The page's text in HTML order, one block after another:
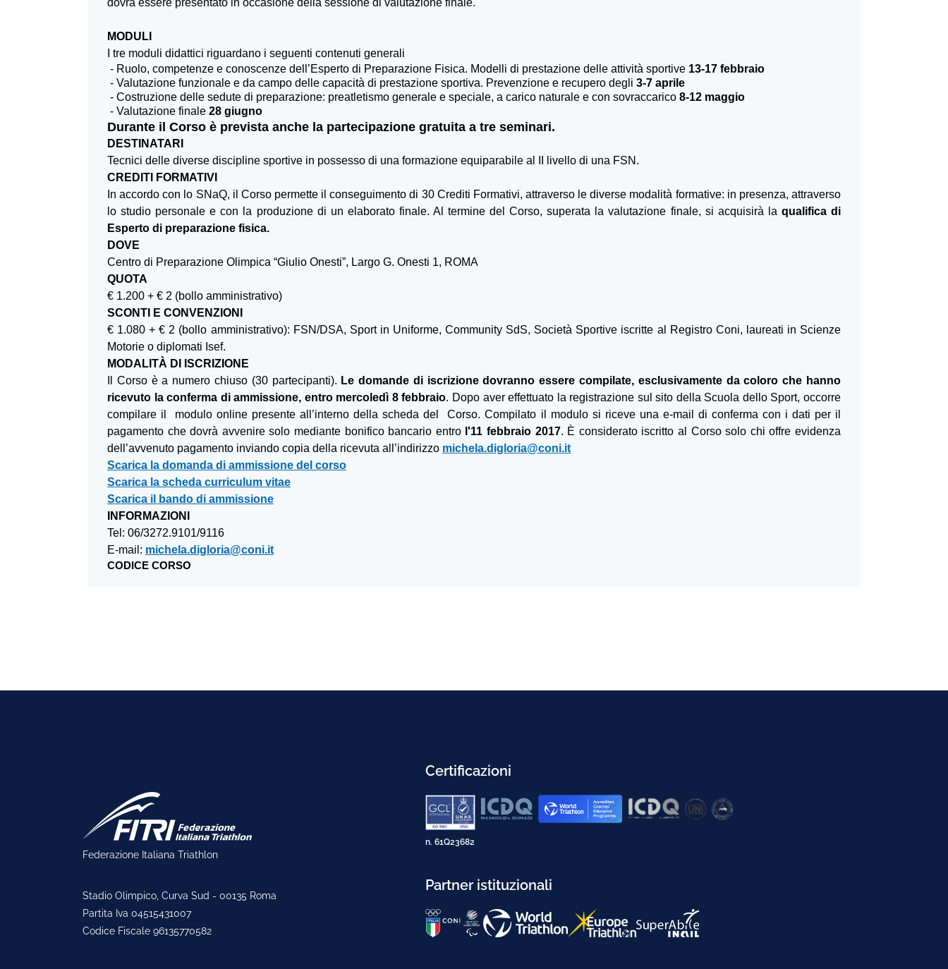
MODULI
I tre moduli didattici riguardano i seguenti contenuti generali
- Ruolo, competenze e conoscenze dell’Esperto di Preparazione Fisica. Modelli di prestazione delle attività sportive 13-17 febbraio
- Valutazione funzionale e da campo delle capacità di prestazione sportiva. Prevenzione e recupero degli 3-7 aprile
- Costruzione delle sedute di preparazione: preatletismo generale e speciale, a carico naturale e con sovraccarico 8-12 maggio
- Valutazione finale 28 giugno
Durante il Corso è prevista anche la partecipazione gratuita a tre seminari.
DESTINATARI
Tecnici delle diverse discipline sportive in possesso di una formazione equiparabile al II livello di una FSN.
CREDITI FORMATIVI
In accordo con lo SNaQ, il Corso permette il conseguimento di 30 Crediti Formativi, attraverso le diverse modalità formative: in presenza, attraverso
lo studio personale e con la produzione di un elaborato finale. Al termine del Corso, superata la valutazione finale, si acquisirà la qualifica di
Esperto di preparazione fisica.
DOVE
Centro di Preparazione Olimpica “Giulio Onesti”, Largo G. Onesti 1, ROMA
QUOTA
€ 1.200 + € 2 (bollo amministrativo)
SCONTI E CONVENZIONI
€ 1.080 + € 2 (bollo amministrativo): FSN/DSA, Sport in Uniforme, Community SdS, Società Sportive iscritte al Registro Coni, laureati in Scienze
Motorie o diplomati Isef.
MODALITÀ DI ISCRIZIONE
Il Corso è a numero chiuso (30 partecipanti). Le domande di iscrizione dovranno essere compilate, esclusivamente da coloro che hanno
ricevuto la conferma di ammissione, entro mercoledì 8 febbraio. Dopo aver effettuato la registrazione sul sito della Scuola dello Sport, occorre
compilare il modulo online presente all’interno della scheda del Corso. Compilato il modulo si riceve una e-mail di conferma con i dati per il
pagamento che dovrà avvenire solo mediante bonifico bancario entro l'11febbraio 2017. È considerato iscritto al Corso solo chi offre evidenza
dell’avvenuto pagamento inviando copia della ricevuta all’indirizzo michela.digloria@coni.it
Scarica la domanda di ammissione del corso
Scarica la scheda curriculum vitae
Scarica il bando di ammissione
INFORMAZIONI
Tel: 06/3272.9101/9116
E-mail: michela.digloria@coni.it
CODICE CORSO
Federazione Italiana Triathlon
Stadio Olimpico, Curva Sud - 00135 Roma
Partita Iva 04515431007
Codice Fiscale 96135770582
Certificazioni
n. 61Q23682
Partner istituzionali